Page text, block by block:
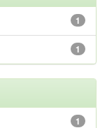
1
1
1